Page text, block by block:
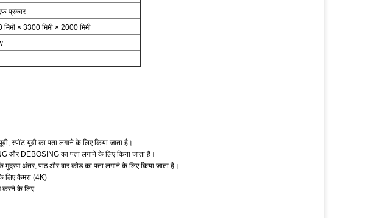
प्रकार
× 3300 मिमी × 2000 मिमी
स्पॉट यूवी का पता लगाने के लिए किया जाता है।
DEBOSING का पता लगाने के लिए किया जाता है।
अंतर, पाठ और बार कोड का पता लगाने के लिए किया जाता है।
लिए कैमरा (4K)
करने के लिए